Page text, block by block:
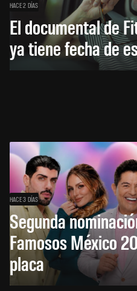
HACE 2 DÍAS
El documental de
ya tiene fecha de
HACE 3 DÍAS
Segunda
Famosos México
placa